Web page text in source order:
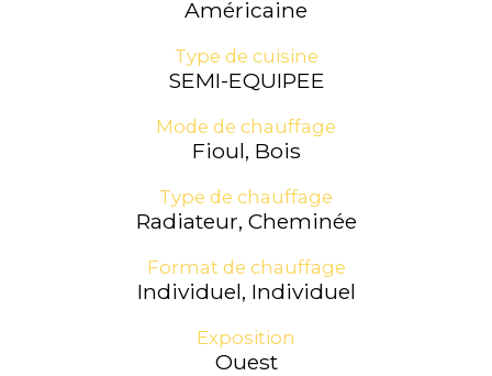
Américaine
Type de cuisine
SEMI-EQUIPEE
Mode de chauffage
Fioul, Bois
Type de chauffage
Radiateur, Cheminée
Format de chauffage
Individuel, Individuel
Exposition
Ouest